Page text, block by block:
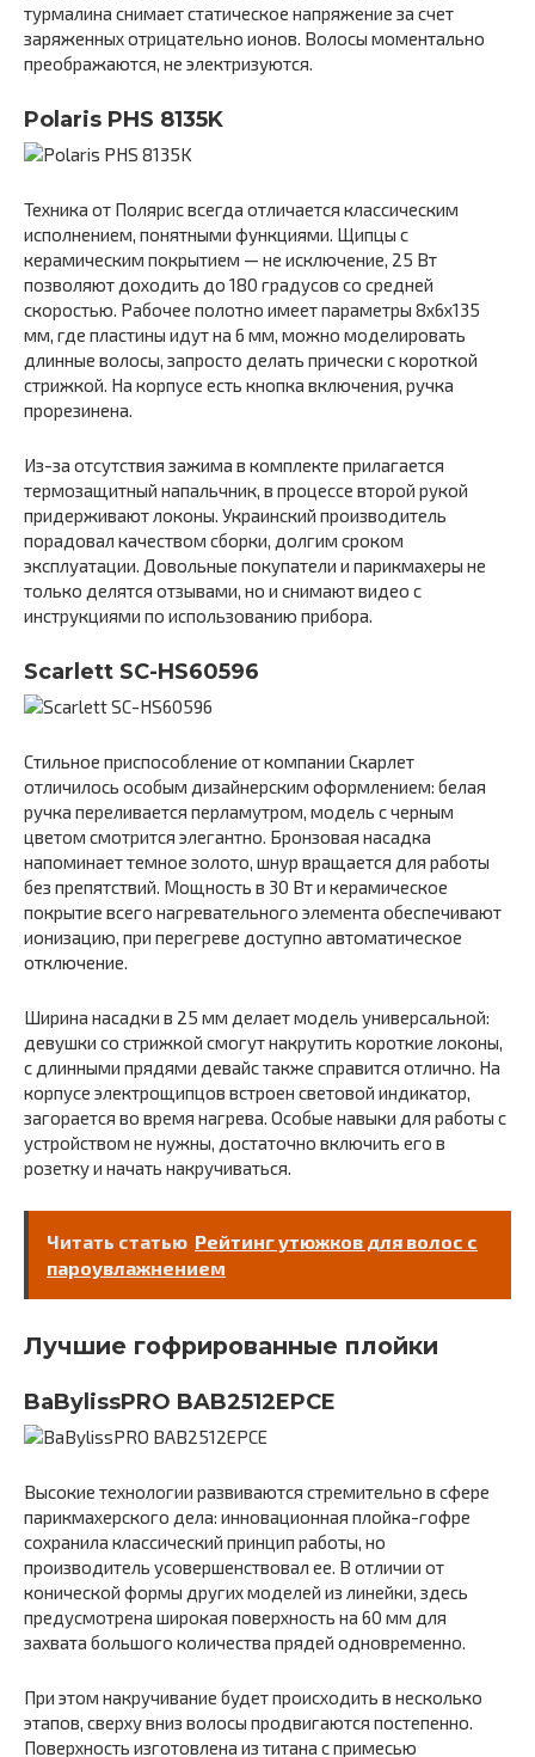
турмалина снимает статическое напряжение за счет
заряженных отрицательно ионов. Волосы моментально
преображаются, не электризуются.
Polaris PHS 8135K
Техника от Полярис всегда отличается классическим
исполнением, понятными функциями. Щипцы с
керамическим покрытием — не исключение, 25 Вт
позволяют доходить до 180 градусов со средней
скоростью. Рабочее полотно имеет параметры 8x6x135
мм, где пластины идут на 6 мм, можно моделировать
длинные волосы, запросто делать прически с короткой
стрижкой. На корпусе есть кнопка включения, ручка
прорезинена.
Из-за отсутствия зажима в комплекте прилагается
термозащитный напальчник, в процессе второй рукой
придерживают локоны. Украинский производитель
порадовал качеством сборки, долгим сроком
эксплуатации. Довольные покупатели и парикмахеры не
только делятся отзывами, но и снимают видео с
инструкциями по использованию прибора.
Scarlett SC-HS60596
Стильное приспособление от компании Скарлет
отличилось особым дизайнерским оформлением: белая
ручка переливается перламутром, модель с черным
цветом смотрится элегантно. Бронзовая насадка
напоминает темное золото, шнур вращается для работы
без препятствий. Мощность в 30 Вт и керамическое
покрытие всего нагревательного элемента обеспечивают
ионизацию, при перегреве доступно автоматическое
отключение.
Ширина насадки в 25 мм делает модель универсальной:
девушки со стрижкой смогут накрутить короткие локоны,
с длинными прядями девайс также справится отлично. На
корпусе электрощипцов встроен световой индикатор,
загорается во время нагрева. Особые навыки для работы с
устройством не нужны, достаточно включить его в
розетку и начать накручиваться.
Читать статью Рейтинг утюжков для волос с
пароувлажнением
Лучшие гофрированные плойки
BaBylissPRO BAB2512EPCE
Высокие технологии развиваются стремительно в сфере
парикмахерского дела: инновационная плойка-гофре
сохранила классический принцип работы, но
производитель усовершенствовал ее. В отличии от
конической формы других моделей из линейки, здесь
предусмотрена широкая поверхность на 60 мм для
захвата большого количества прядей одновременно.
При этом накручивание будет происходить в несколько
этапов, сверху вниз волосы продвигаются постепенно.
Поверхность изготовлена из титана с примесью